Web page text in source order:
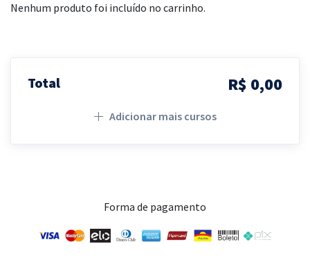
Nenhum produto foi incluído no carrinho.
Total R$ 0,00
Adicionar mais cursos
Forma de pagamento